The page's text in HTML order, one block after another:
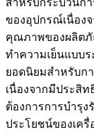
ของอุปกรณ์เนื่อง
คุณภาพของผลิตภั
ทำความเย็นแบบร
ยอดนิยมสำหรับก
เนื่องจากมีประสิ
ต้องการการบำรุ
ประโยชน์ของเครื่